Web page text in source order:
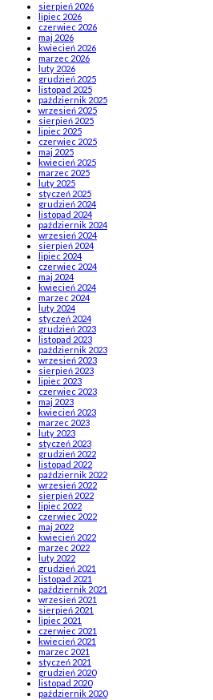
sierpień 2026
lipiec 2026
czerwiec 2026
maj 2026
kwiecień 2026
marzec 2026
luty 2026
grudzień 2025
listopad 2025
październik 2025
wrzesień 2025
sierpień 2025
lipiec 2025
czerwiec 2025
maj 2025
kwiecień 2025
marzec 2025
luty 2025
styczeń 2025
grudzień 2024
listopad 2024
październik 2024
wrzesień 2024
sierpień 2024
lipiec 2024
czerwiec 2024
maj 2024
kwiecień 2024
marzec 2024
luty 2024
styczeń 2024
grudzień 2023
listopad 2023
październik 2023
wrzesień 2023
sierpień 2023
lipiec 2023
czerwiec 2023
maj 2023
kwiecień 2023
marzec 2023
luty 2023
styczeń 2023
grudzień 2022
listopad 2022
październik 2022
wrzesień 2022
sierpień 2022
lipiec 2022
czerwiec 2022
maj 2022
kwiecień 2022
marzec 2022
luty 2022
grudzień 2021
listopad 2021
październik 2021
wrzesień 2021
sierpień 2021
lipiec 2021
czerwiec 2021
kwiecień 2021
marzec 2021
styczeń 2021
grudzień 2020
listopad 2020
październik 2020